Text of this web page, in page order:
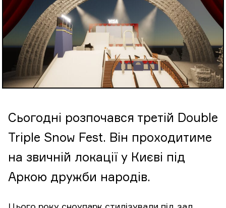
Сьогодні розпочався третій Double
Triple Snow Fest. Він проходитиме
на звичній локації у Києві під
Аркою дружби народів.